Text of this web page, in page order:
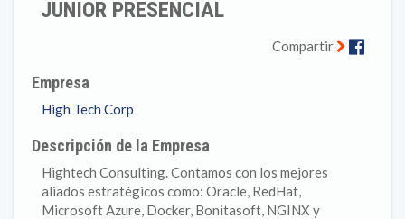
JUNIOR PRESENCIAL
Compartir
Empresa
High Tech Corp
Descripción de la Empresa
Hightech Consulting. Contamos con los mejores
aliados estratégicos como: Oracle, RedHat,
Microsoft Azure, Docker, Bonitasoft, NGINX y